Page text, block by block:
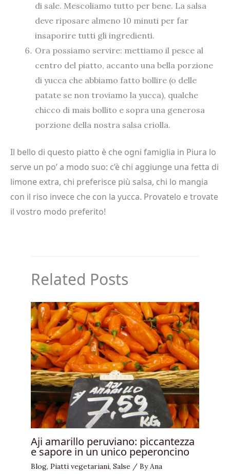
di sale. Mescoliamo tutto per bene. La salsa
deve riposare almeno 10 minuti per far
insaporire tutti gli ingredienti.
Ora possiamo servire: mettiamo il pesce al
centro del piatto, accanto una bella porzione
di yucca che abbiamo fatto bollire (o delle
patate se non troviamo la yucca), qualche
chicco di mais bollito e sopra una generosa
porzione della nostra salsa criolla.
Il bello di questo piatto è che ogni famiglia in Piura lo
serve un po’ a modo suo: c’è chi aggiunge una fetta di
limone extra, chi preferisce più salsa, chi lo mangia
con il riso invece che con la yucca. Provatelo e trovate
il vostro modo preferito!
Related Posts
Aji amarillo peruviano: piccantezza
e sapore in un unico peperoncino
Blog, Piatti vegetariani, Salse / ByAna